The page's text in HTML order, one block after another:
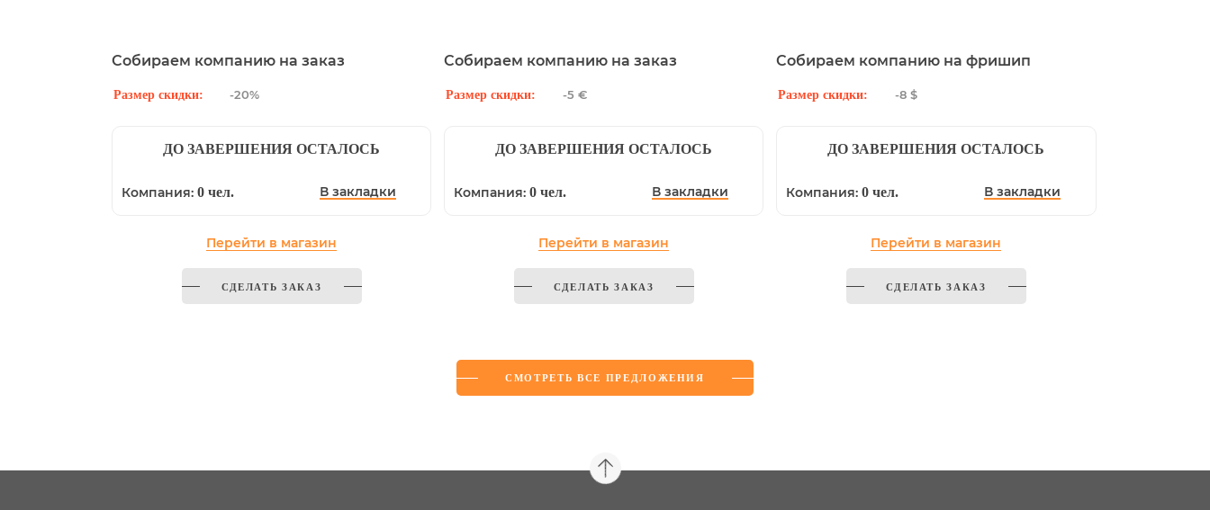
Собираем компанию на заказ
Размер скидки: -20%
ДО ЗАВЕРШЕНИЯ ОСТАЛОСЬ
Компания: 0 чел. В закладки
Перейти в магазин
СДЕЛАТЬ ЗАКАЗ
Собираем компанию на заказ
Размер скидки: -5 €
ДО ЗАВЕРШЕНИЯ ОСТАЛОСЬ
Компания:0 чел. В закладки
Перейти в магазин
СДЕЛАТЬ ЗАКАЗ
Собираем компанию на фришип
Размер скидки: -8 $
ДО ЗАВЕРШЕНИЯ ОСТАЛОСЬ
Компания:0 чел. В закладки
Перейти в магазин
СДЕЛАТЬ ЗАКАЗ
СМОТРЕТЬ ВСЕ ПРЕДЛОЖЕНИЯ